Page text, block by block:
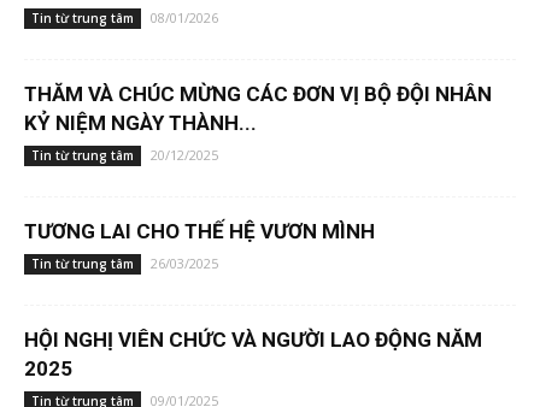
Tin từ trung tâm 08/01/2026
THĂM VÀ CHÚC MỪNG CÁC ĐƠN VỊ BỘ ĐỘI NHÂN
KỶ NIỆM NGÀY THÀNH...
Tin từ trung tâm 20/12/2025
TƯƠNG LAI CHO THẾ HỆ VƯƠN MÌNH
Tin từ trung tâm 26/03/2025
HỘI NGHỊ VIÊN CHỨC VÀ NGƯỜI LAO ĐỘNG NĂM
2025
Tin từ trung tâm 09/01/2025